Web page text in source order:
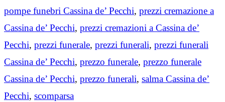
pompe funebri Cassina de’ Pecchi, prezzi cremazione a
Cassina de’ Pecchi, prezzi cremazioni a Cassina de’
Pecchi, prezzi funerale, prezzi funerali, prezzi funerali
Cassina de’ Pecchi, prezzo funerale, prezzo funerale
Cassina de’ Pecchi, prezzo funerali, salma Cassina de’
Pecchi, scomparsa